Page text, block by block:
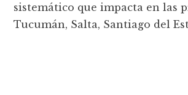
sistemático que impacta en las
Tucumán, Salta, Santiago del